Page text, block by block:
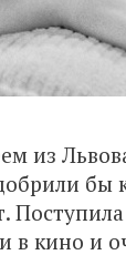
из
бы
в кино и